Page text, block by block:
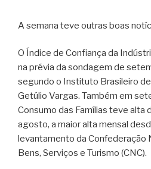
A semana teve outras boas
O Índice de Confiança da
na prévia da sondagem de
segundo o Instituto Brasileiro
Getúlio Vargas. Também em
Consumo das Famílias teve alta
agosto, a maior alta mensal
levantamento da Confederação
Bens, Serviços e Turismo (CNC).